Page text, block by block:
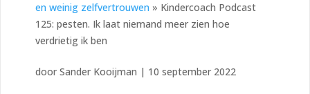
en weinig zelfvertrouwen » Kindercoach Podcast
125: pesten. Ik laat niemand meer zien hoe
verdrietig ik ben
door Sander Kooijman | 10 september 2022